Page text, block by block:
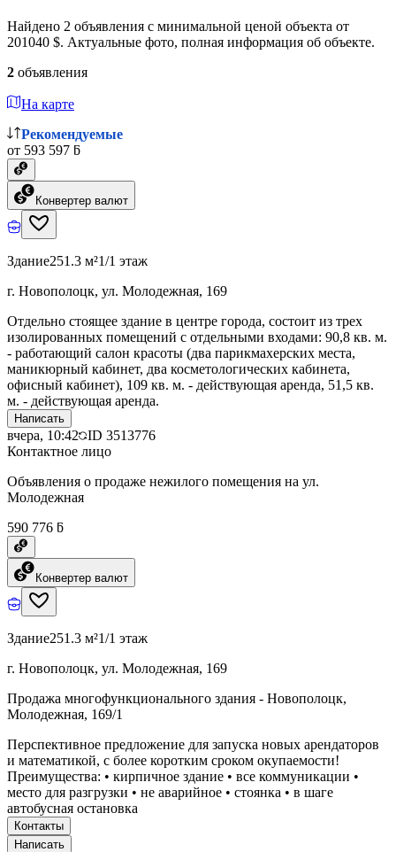
Найдено 2 объявления с минимальной ценой объекта от
201040 $. Актуальные фото, полная информация об объекте.
2 объявления
На карте
Рекомендуемые
от 593 597 ƃ
Конвертер валют
Здание251.3 м²1/1 этаж
г. Новополоцк, ул. Молодежная, 169
Отдельно стоящее здание в центре города, состоит из трех
изолированных помещений с отдельными входами: 90,8 кв. м.
- работающий салон красоты (два парикмахерских места,
маникюрный кабинет, два косметологических кабинета,
офисный кабинет), 109 кв. м. - действующая аренда, 51,5 кв.
м. - действующая аренда.
Написать
вчера, 10:42 ID 3513776
Контактное лицо
Объявления о продаже нежилого помещения на ул.
Молодежная
590 776 ƃ
Конвертер валют
Здание251.3 м²1/1 этаж
г. Новополоцк, ул. Молодежная, 169
Продажа многофункционального здания - Новополоцк,
Молодежная, 169/1
Перспективное предложение для запуска новых арендаторов
и математикой, с более коротким сроком окупаемости!
Преимущества: • кирпичное здание • все коммуникации •
место для разгрузки • не аварийное • стоянка • в шаге
автобусная остановка
Контакты
Написать